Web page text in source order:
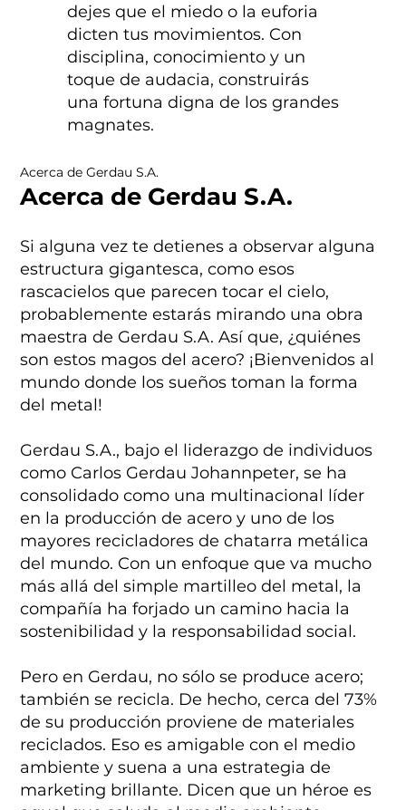
Acerca de Gerdau S.A.
Acerca de Gerdau S.A.
Si alguna vez te detienes a observar alguna
estructura gigantesca, como esos
rascacielos que parecen tocar el cielo,
probablemente estarás mirando una obra
maestra de Gerdau S.A. Así que, ¿quiénes
son estos magos del acero? ¡Bienvenidos al
mundo donde los sueños toman la forma
del metal!
Gerdau S.A., bajo el liderazgo de individuos
como Carlos Gerdau Johannpeter, se ha
consolidado como una multinacional líder
en la producción de acero y uno de los
mayores recicladores de chatarra metálica
del mundo. Con un enfoque que va mucho
más allá del simple martilleo del metal, la
compañía ha forjado un camino hacia la
sostenibilidad y la responsabilidad social.
Pero en Gerdau, no sólo se produce acero;
también se recicla. De hecho, cerca del 73%
de su producción proviene de materiales
reciclados. Eso es amigable con el medio
ambiente y suena a una estrategia de
marketing brillante. Dicen que un héroe es
dejes que el miedo o la euforia
dicten tus movimientos. Con
disciplina, conocimiento y un
toque de audacia, construirás
una fortuna digna de los grandes
magnates.